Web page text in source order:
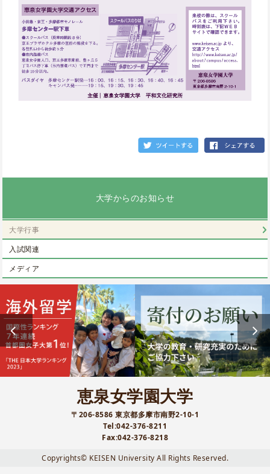
大学からのお知らせ
大学行事
入試関連
メディア
恵泉女学園大学
〒206-8586 東京都多摩市南野2-10-1
Tel:042-376-8211
Fax:042-376-8218
Copyrights© KEISEN University All Rights Reserved.